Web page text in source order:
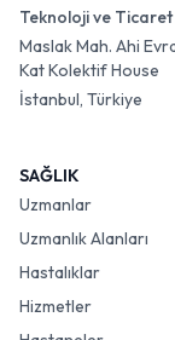
Teknoloji ve Ticaret
Maslak Mah. Ahi
Kat Kolektif House
İstanbul, Türkiye
SAĞLIK
Uzmanlar
Uzmanlık Alanları
Hastalıklar
Hizmetler